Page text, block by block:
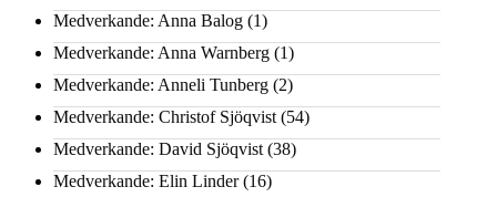
Medverkande: Anna Balog (1)
Medverkande: Anna Warnberg (1)
Medverkande: Anneli Tunberg (2)
Medverkande: Christof Sjöqvist (54)
Medverkande: David Sjöqvist (38)
Medverkande: Elin Linder(16)